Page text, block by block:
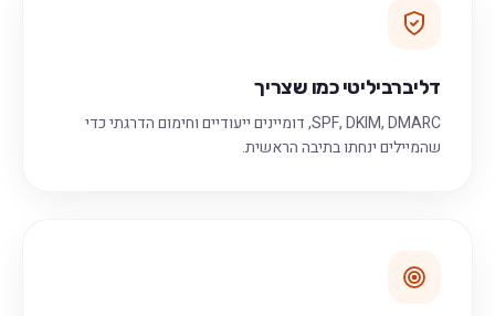
דליברביליטי כמו שצריך
SPF, DKIM, DMARC, דומיינים ייעודיים וחימום הדרגתי כדי
שהמיילים ינחתו בתיבה הראשית.